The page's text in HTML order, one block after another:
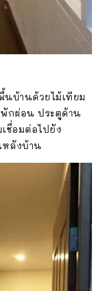
บ้านด้วยไม้เทียม
กผ่อน ประตูด้าน
ชื่อมต่อไปยัง
ลังบ้าน